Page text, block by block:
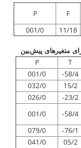
F
P
11/18
001/0
متغیرهای پیش‌بین
T
P
58/4-
001/0
15/2
032/0
23/2-
026/0
58/4-
001/0
76/1-
079/0
05/2
041/0